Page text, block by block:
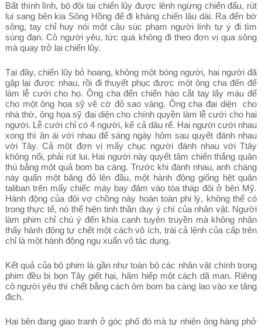
Bất thình lình, bộ đội tại chiến lũy được lênh ngừng chiến đấu, rút
lui sang bên kia Sông Hồng để đi kháng chiến lâu dài. Ra đến bờ
sông, tay chỉ huy nói một câu súc phạm người lính tự ý đi tìm
súng đạn. Cô người yêu, tức quá không đi theo đơn vị qua sông
mà quay trở lại chiến lũy.
Tại đây, chiến lũy bỏ hoang, không một bóng người, hai người đã
gặp lại được nhau, rồi đi thuyết phục được một ông cha đến để
làm lễ cưới cho họ. Ông cha đến chiến hào cắt tay lấy máu để
cho một ông họa sỹ vẽ cờ đỏ sao vàng. Ông cha đại diện cho
nhà thờ, ông họa sỹ đại diện cho chính quyền làm lễ cưới cho hai
người. Lễ cưới chỉ có 4 người, kể cả dâu rể. Hai người cưới nhau
xong thì ân ái với nhau để sáng ngày hôm sau quyết đánh nhau
với Tây. Cả một đơn vị mấy chục người đánh nhau với Ttây
không nổi, phải rút lui. Hai người này quyết tâm chiến thắng quân
thù bằng một quả bom ba càng. Trước khi đánh nhau, anh chàng
này quấn một băng đỏ lên đầu, một hành động giống hệt quân
taliban trên mấy chiếc máy bay đâm vào tòa tháp đôi ở bên Mỹ.
Hành động của đôi vợ chồng này hoàn toàn phi lý, không thể có
trong thực tế, nó thể hiện tinh thần duy ý chí của nhân vật. Người
làm phim chỉ chú ý đến khía cạnh tuyên truyền mà không nhận
thấy hành động tự chết một cách vô ích, trái cả lệnh của cấp trên
chỉ là một hành động ngu xuẩn vô tác dụng.
Kết quả của bộ phim là gần như toàn bộ các nhân vật chính trong
phim đều bị bọn Tây giết hại, hãm hiếp một cách dã man. Riêng
cô người yêu thì chết bằng cách ôm bom ba càng lao vào xe tăng
địch.
Hai bên đang giao tranh ở góc phố đó mà tự nhiên ông hàng phở